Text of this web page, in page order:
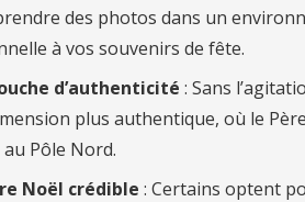
des photos dans un
à vos souvenirs de fête.
d’authenticité : Sans
plus authentique, où le
Pôle Nord.
Noël crédible : Certains optent